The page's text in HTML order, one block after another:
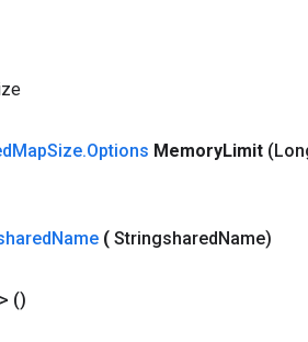
MapSize.Options MemoryLimit
Name ( StringsharedName)
()